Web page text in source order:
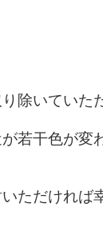
除いてい
若干色が変
ただければ